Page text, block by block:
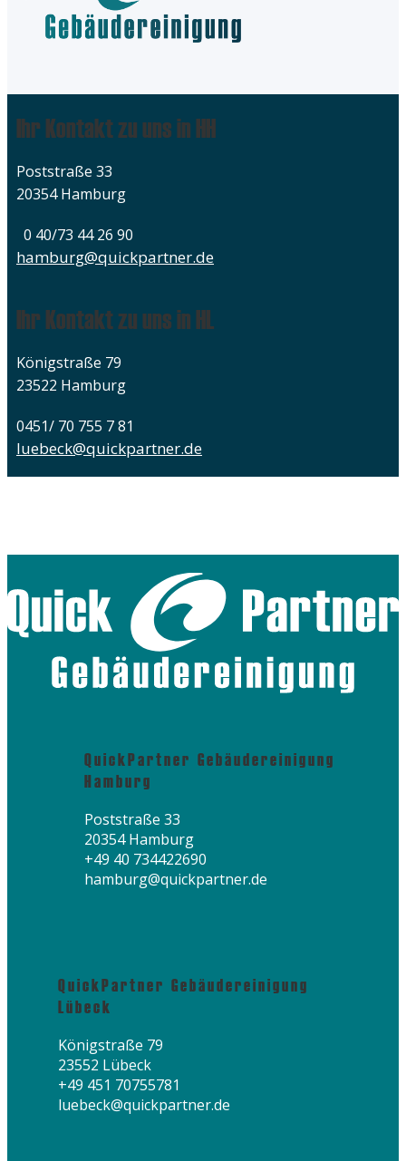
Ihr Kontakt zu uns in HH
Poststraße 33
20354 Hamburg
0 40/73 44 26 90
hamburg@quickpartner.de
Ihr Kontakt zu uns in HL
Königstraße 79
23522 Hamburg
0451/ 70 755 7 81
luebeck@quickpartner.de
QuickPartner Gebäudereinigung
Hamburg
Poststraße 33
20354 Hamburg
+49 40 734422690
hamburg@quickpartner.de
QuickPartner Gebäudereinigung
Lübeck
Königstraße 79
23552 Lübeck
+49 451 70755781
luebeck@quickpartner.de